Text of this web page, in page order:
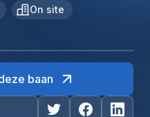
On site
baan